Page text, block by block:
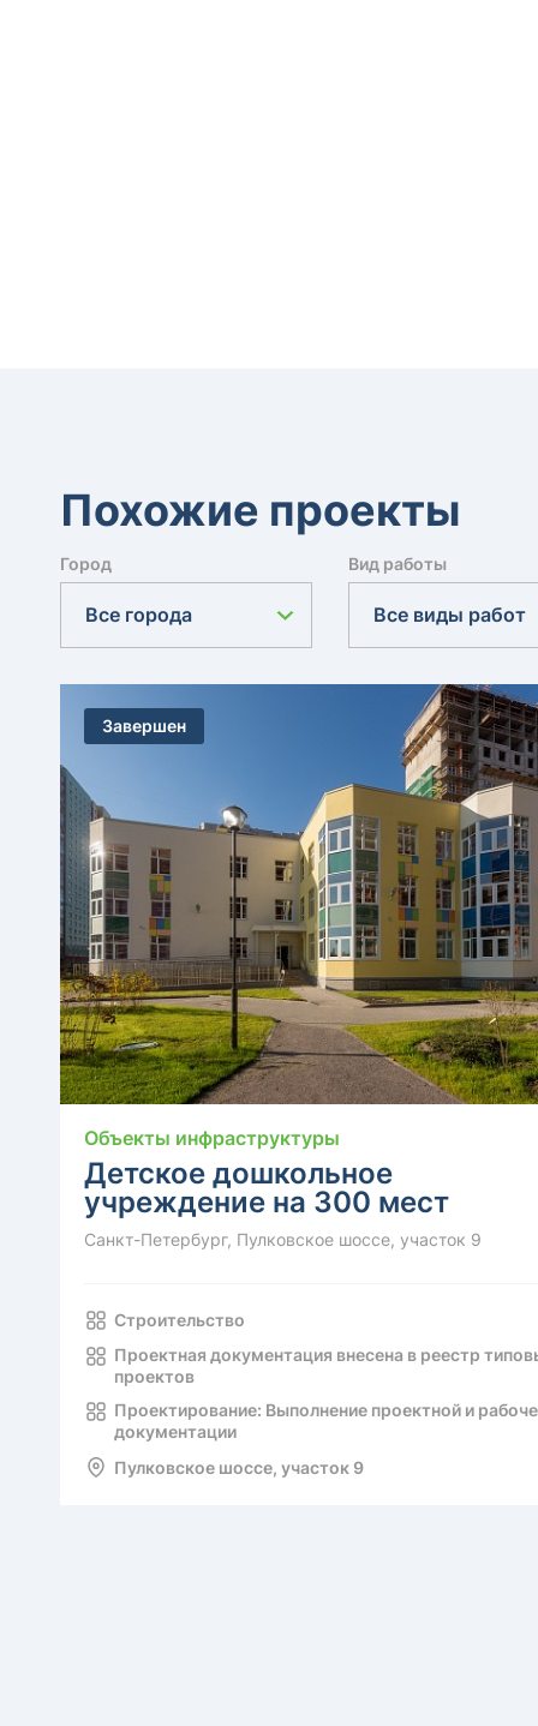
Похожие проекты
Город
Все города
Вид работы
Все виды работ
Завершен
Объекты инфраструктуры
Детское дошкольное
учреждение на 300 мест
Санкт-Петербург, Пулковское шоссе, участок 9
Строительство
Проектная документация внесена в реестр
проектов
Проектирование: Выполнение проектной и
документации
Пулковское шоссе, участок 9